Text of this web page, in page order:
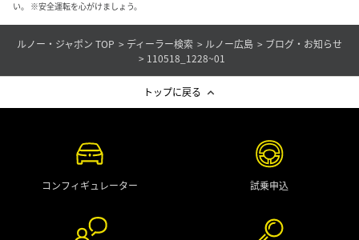
い。 ※安全運転を心がけましょう。
ルノー・ジャポン TOP ディーラー検索 ルノー広島
ブログ・お知らせ
110518_1228~01
トップに戻る
コンフィギュレーター 試乗申込